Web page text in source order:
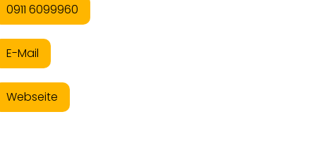
0911 6099960
E-Mail
Webseite